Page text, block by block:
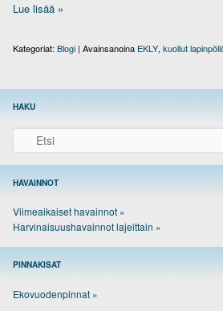
Lue lisää »
Kategoriat: Blogi | Avainsanoina EKLY, kuollut
HAKU
HAVAINNOT
Viimeaikaiset havainnot »
Harvinaisuushavainnot lajeittain »
PINNAKISAT
Ekovuodenpinnat »